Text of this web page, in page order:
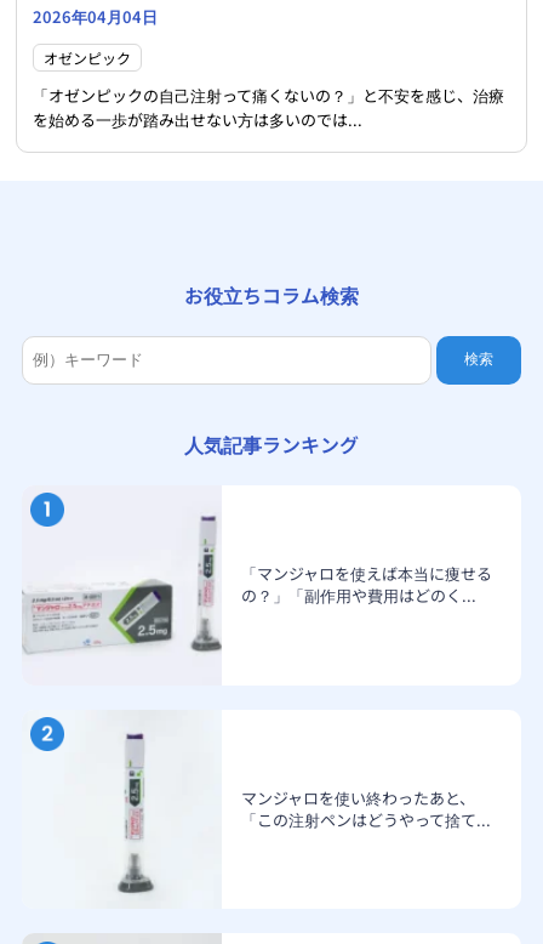
2026年04月04日
オゼンピック
「オゼンピックの自己注射って痛くないの？」と不安を感じ、治療
を始める一歩が踏み出せない方は多いのでは...
お役立ちコラム検索
検索
人気記事ランキング
「マンジャロを使えば本当に痩せる
の？」「副作用や費用はどのく...
マンジャロを使い終わったあと、
「この注射ペンはどうやって捨て...